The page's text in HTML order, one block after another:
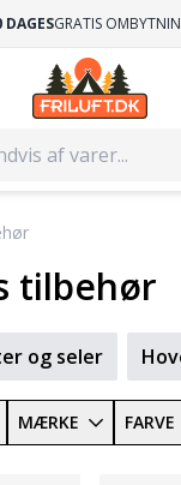
DAGESGRATIS
og seler
tilbehør
MÆRKE FARVE